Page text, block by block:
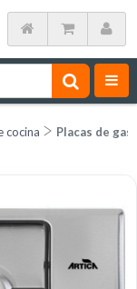
cocina Placas de gas